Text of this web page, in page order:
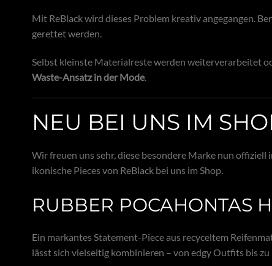
Mit ReBlack wird dieses Problem kreativ angegangen.
gerettet werden.
Selbst kleinste Materialreste werden weiterverarbeitet
Waste-Ansatz in der Mode.
NEU BEI UNS IM
Wir freuen uns sehr, diese besondere Marke nun
ikonische Pieces von ReBlack bei uns im Shop.
RUBBER POCAHONTAS
Ein markantes Statement-Piece aus recyceltem
lässt sich vielseitig kombinieren – von edgy Outfits bis